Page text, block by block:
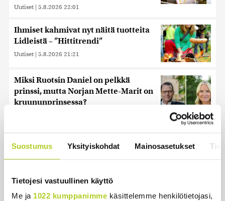
Suostumus Yksityiskohdat Mainosasetukset
Tietojesi vastuullinen käyttö
Me ja 1022 kumppanimme käsittelemme henkilötietojasi,
Uutiset | 5.8.2026 22:01
Ihmiset kahmivat nyt näitä tuotteita
Lidleistä – ”Hittitrendi”
Uutiset | 5.8.2026 21:21
Miksi Ruotsin Daniel on pelkkä
prinssi, mutta Norjan Mette-Marit on
kruununprinsessa?
hänestä on Ylen gallupin todellinen
uutinen – ”Kokoomus maksaa siitä
Uutiset | 6.8.2026 11:56